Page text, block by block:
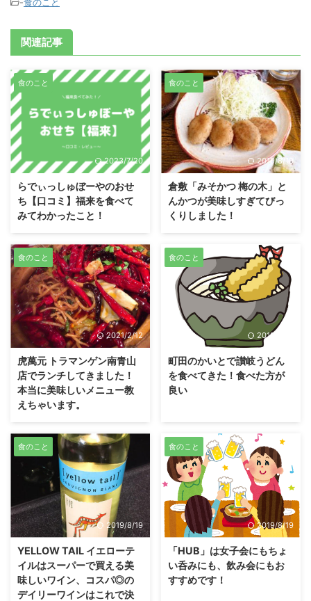
関連記事
食のこと
2023/7/20
らでぃっしゅぼーやのおせ
ち【口コミ】福来を食べて
みてわかったこと！
食のこと
2019/8/19
倉敷「みそかつ 梅の木」と
んかつが美味しすぎてびっ
くりしました！
食のこと
2021/2/12
虎萬元 トラマンゲン南青山
店でランチしてきました！
本当に美味しいメニュー教
えちゃいます。
食のこと
2019/8/19
町田のかいとで讃岐うどん
を食べてきた！食べた方が
良い
食のこと
2019/8/19
YELLOW TAIL イエローテ
イルはスーパーで買える美
味しいワイン、コスパ◎の
デイリーワインはこれで決
食のこと
2019/8/19
「HUB」は女子会にもちょ
い呑みにも、飲み会にもお
すすめです！